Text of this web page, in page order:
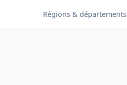
Régions & départements